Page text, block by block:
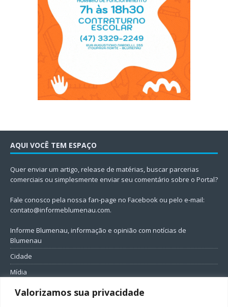
Valorizamos sua privacidade
AQUI VOCÊ TEM ESPAÇO
Quer enviar um artigo, release de matérias, buscar parcerias
comerciais ou simplesmente enviar seu comentário sobre o Portal?
Fale conosco pela nossa fan-page no Facebook ou pelo e-mail:
contato@informeblumenau.com.
Informe Blumenau, informação e opinião com notícias de
Blumenau
Cidade
Mídia
Entretenimento